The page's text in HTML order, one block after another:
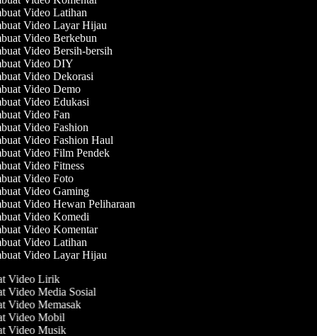
Video Latihan
Video Layar Hijau
Video Berkebun
Video Bersih-bersih
Video DIY
Video Dekorasi
Video Demo
Video Edukasi
Video Fan
Video Fashion
Video Fashion Haul
Video Film Pendek
Video Fitness
Video Foto
Video Gaming
Video Hewan Peliharaan
Video Komedi
Video Komentar
Video Latihan
Video Layar Hijau
Video Lirik
Video Media Sosial
Video Memasak
Video Mobil
Video Musik